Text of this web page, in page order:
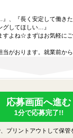
』、『長く安定して働
してほしい…』
よね☆まずはお気軽に
がおります。就業前か
応募画面へ進む
1分で応募完了!!
リントアウトして保管